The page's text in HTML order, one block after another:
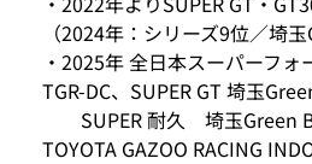
（2024年：シリーズ9位／埼玉
・2025年 全日本スーパーフォ
TGR-DC、SUPER GT 埼玉
SUPER 耐久 埼玉Green
TOYOTA GAZOO RACING